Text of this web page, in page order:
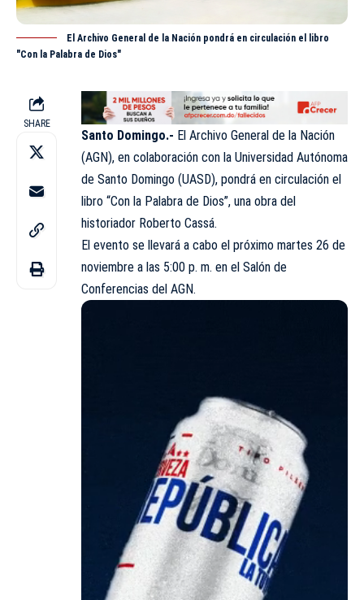
El Archivo General de la Nación pondrá en circulación el libro
"Con la Palabra de Dios"
SHARE
Santo Domingo.- El Archivo General de la Nación
(AGN), en colaboración con la Universidad Autónoma
de Santo Domingo (UASD), pondrá en circulación el
libro “Con la Palabra de Dios”, una obra del
historiador Roberto Cassá.
El evento se llevará a cabo el próximo martes 26 de
noviembre a las 5:00 p. m. en el Salón de
Conferencias del AGN.